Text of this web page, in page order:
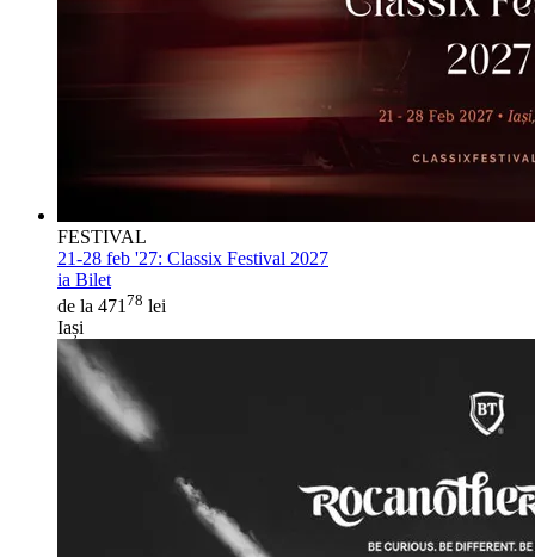
FESTIVAL
21-28 feb '27: Classix Festival 2027
ia Bilet
de la 471 78 lei
Iași